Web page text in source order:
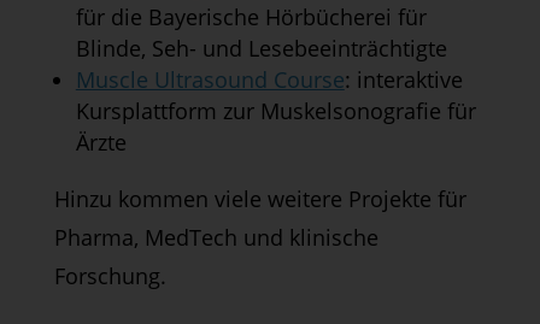
für die Bayerische Hörbücherei für
Blinde, Seh- und Lesebeeinträchtigte
Muscle Ultrasound Course: interaktive
Kursplattform zur Muskelsonografie für
Ärzte
Hinzu kommen viele weitere Projekte für
Pharma, MedTech und klinische
Forschung.